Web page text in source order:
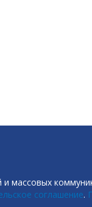
массовых
соглашение.